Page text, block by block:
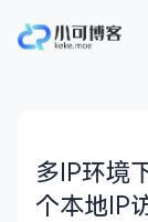
多IP环境
个本地IP